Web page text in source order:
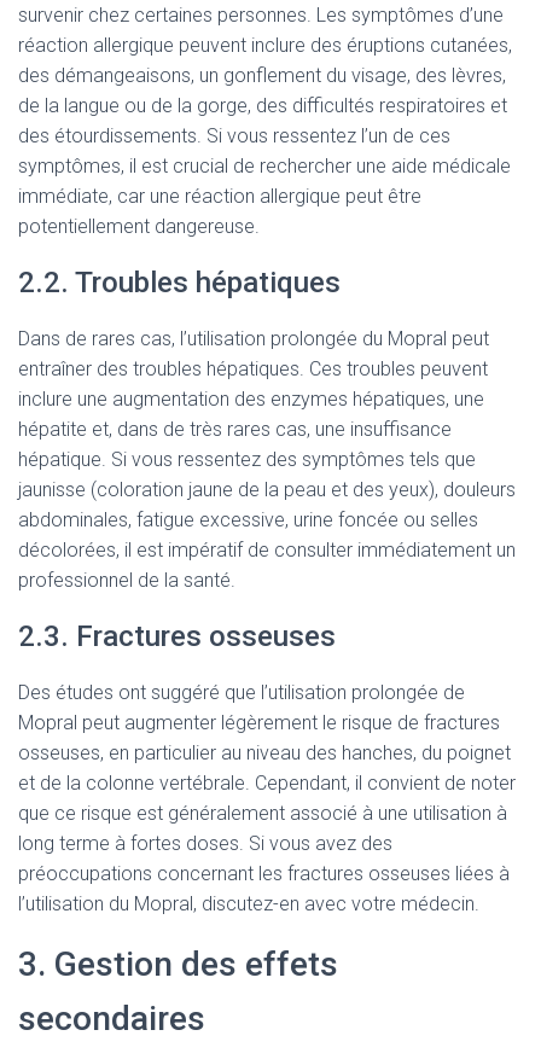
survenir chez certaines personnes. Les symptômes d’une
réaction allergique peuvent inclure des éruptions cutanées,
des démangeaisons, un gonflement du visage, des lèvres,
de la langue ou de la gorge, des difficultés respiratoires et
des étourdissements. Si vous ressentez l’un de ces
symptômes, il est crucial de rechercher une aide médicale
immédiate, car une réaction allergique peut être
potentiellement dangereuse.
2.2. Troubles hépatiques
Dans de rares cas, l’utilisation prolongée du Mopral peut
entraîner des troubles hépatiques. Ces troubles peuvent
inclure une augmentation des enzymes hépatiques, une
hépatite et, dans de très rares cas, une insuffisance
hépatique. Si vous ressentez des symptômes tels que
jaunisse (coloration jaune de la peau et des yeux), douleurs
abdominales, fatigue excessive, urine foncée ou selles
décolorées, il est impératif de consulter immédiatement un
professionnel de la santé.
2.3. Fractures osseuses
Des études ont suggéré que l’utilisation prolongée de
Mopral peut augmenter légèrement le risque de fractures
osseuses, en particulier au niveau des hanches, du poignet
et de la colonne vertébrale. Cependant, il convient de noter
que ce risque est généralement associé à une utilisation à
long terme à fortes doses. Si vous avez des
préoccupations concernant les fractures osseuses liées à
l’utilisation du Mopral, discutez-en avec votre médecin.
3. Gestion des effets
secondaires